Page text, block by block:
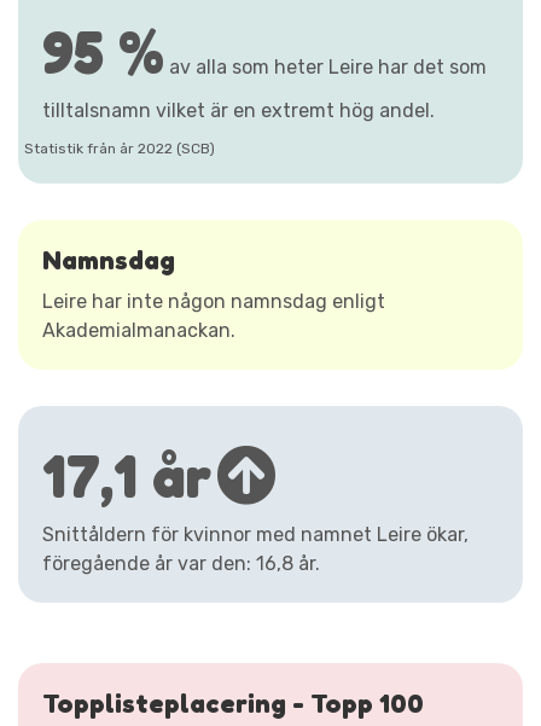
95 % av alla som heter Leire har det som
tilltalsnamn vilket är en extremt hög andel.
Statistik från år 2022 (SCB)
Namnsdag
Leire har inte någon namnsdag enligt
Akademialmanackan.
17,1 år
Snittåldern för kvinnor med namnet Leire ökar,
föregående år var den: 16,8 år.
Topplisteplacering - Topp 100